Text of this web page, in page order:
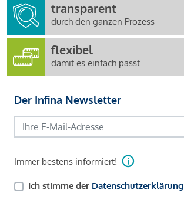
transparent
durch den ganzen Prozess
flexibel
damit es einfach passt
Der Infina Newsletter
Immer bestens informiert!
Ich stimme der Datenschutzerklärung